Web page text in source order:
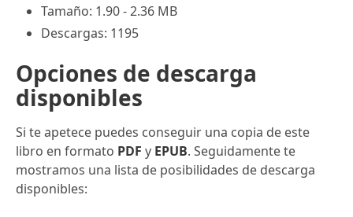
Tamaño: 1.90 - 2.36 MB
Descargas: 1195
Opciones de descarga
disponibles
Si te apetece puedes conseguir una copia de este
libro en formato PDF y EPUB. Seguidamente te
mostramos una lista de posibilidades de descarga
disponibles: